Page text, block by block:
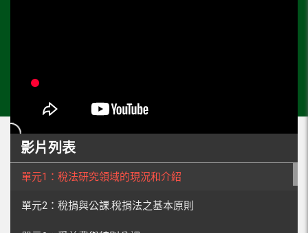
影片列表
單元1：稅法研究領域的現況和介紹
單元2：稅捐與公課.稅捐法之基本原則